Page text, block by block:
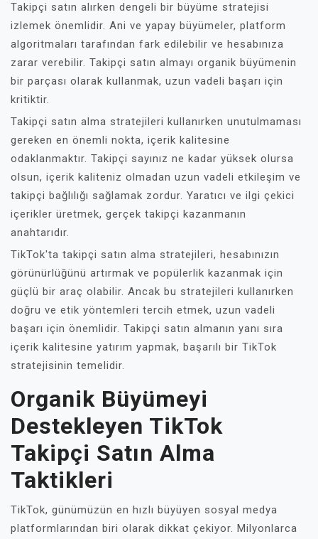
Takipçi satın alırken dengeli bir büyüme stratejisi
izlemek önemlidir. Ani ve yapay büyümeler, platform
algoritmaları tarafından fark edilebilir ve hesabınıza
zarar verebilir. Takipçi satın almayı organik büyümenin
bir parçası olarak kullanmak, uzun vadeli başarı için
kritiktir.
Takipçi satın alma stratejileri kullanırken unutulmaması
gereken en önemli nokta, içerik kalitesine
odaklanmaktır. Takipçi sayınız ne kadar yüksek olursa
olsun, içerik kaliteniz olmadan uzun vadeli etkileşim ve
takipçi bağlılığı sağlamak zordur. Yaratıcı ve ilgi çekici
içerikler üretmek, gerçek takipçi kazanmanın
anahtarıdır.
TikTok'ta takipçi satın alma stratejileri, hesabınızın
görünürlüğünü artırmak ve popülerlik kazanmak için
güçlü bir araç olabilir. Ancak bu stratejileri kullanırken
doğru ve etik yöntemleri tercih etmek, uzun vadeli
başarı için önemlidir. Takipçi satın almanın yanı sıra
içerik kalitesine yatırım yapmak, başarılı bir TikTok
stratejisinin temelidir.
Organik Büyümeyi
Destekleyen TikTok
Takipçi Satın Alma
Taktikleri
TikTok, günümüzün en hızlı büyüyen sosyal medya
platformlarından biri olarak dikkat çekiyor. Milyonlarca